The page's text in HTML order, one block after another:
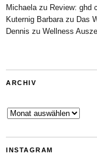
Michaela zu Review: ghd
Kuternig Barbara zu Das
Dennis zu Wellness
ARCHIV
Archiv
INSTAGRAM